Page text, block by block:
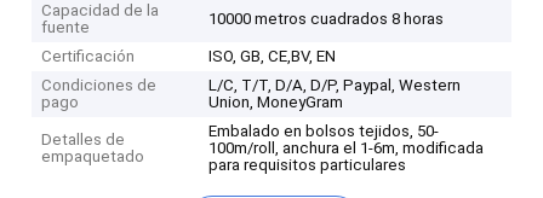
Capacidad de la
fuente
10000 metros cuadrados 8 horas
Certificación
ISO, GB, CE,BV, EN
Condiciones de
pago
L/C, T/T, D/A, D/P, Paypal, Western
Union, MoneyGram
Detalles de
empaquetado
Embalado en bolsos tejidos, 50-
100m/roll, anchura el 1-6m, modificada
para requisitos particulares